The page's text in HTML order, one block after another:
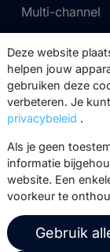
Multi-channel
Tarieven
Marketing
SMTPeter
MailerQ tarieven
Over ons
Copernica-
Deze website
helpen jouw
gebruiken deze
verbeteren. Je
privacybeleid .
Als je geen
informatie
website. Een
voorkeur te
Gebruik